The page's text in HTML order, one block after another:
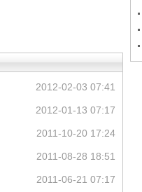
2012-02-03 07:41
2012-01-13 07:17
2011-10-20 17:24
2011-08-28 18:51
2011-06-21 07:17